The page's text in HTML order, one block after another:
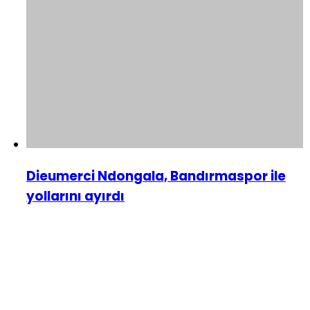
Dieumerci Ndongala, Bandırmaspor ile
yollarını ayırdı